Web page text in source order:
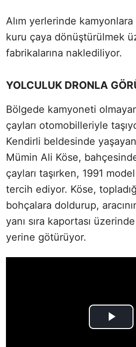
Alım yerlerinde
kuru çaya dönüştürülmek
fabrikalarına naklediliyor.
YOLCULUK DRONLA
Bölgede kamyoneti
çayları otomobilleriyle
Kendirli beldesinde
Mümin Ali Köse,
çayları taşırken, 1991
tercih ediyor. Köse,
bohçalara doldurup,
yanı sıra kaportası üzerinde
yerine götürüyor.